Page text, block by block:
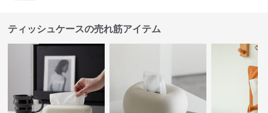
ティッシュケースの売れ筋アイテム